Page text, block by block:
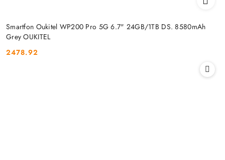
Smartfon Oukitel WP200 Pro 5G 6.7" 24GB/1TB DS. 8580mAh
Grey OUKITEL
Cena:
2478.92